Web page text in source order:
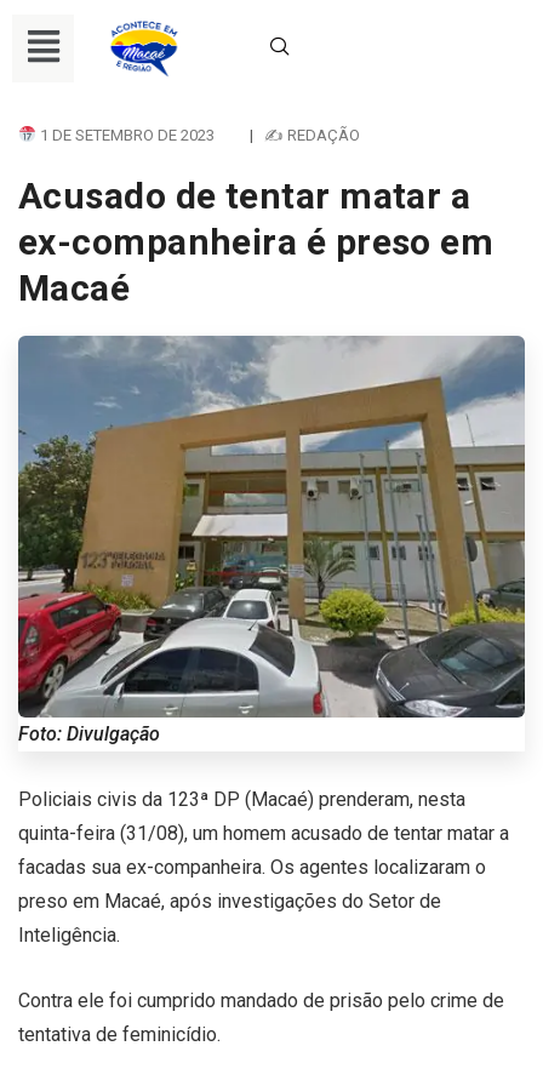
1 DE SETEMBRO DE 2023 | ✍ REDAÇÃO
Acusado de tentar matar a
ex-companheira é preso em
Macaé
Foto: Divulgação
Policiais civis da 123ª DP (Macaé) prenderam, nesta
quinta-feira (31/08), um homem acusado de tentar matar a
facadas sua ex-companheira. Os agentes localizaram o
preso em Macaé, após investigações do Setor de
Inteligência.
Contra ele foi cumprido mandado de prisão pelo crime de
tentativa de feminicídio.